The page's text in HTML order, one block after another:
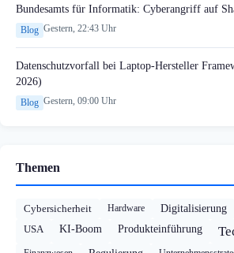
Bundesamts für Informatik: Cyberangriff auf
Blog Gestern, 22:43 Uhr
Datenschutzvorfall bei Laptop-Hersteller
2026)
Blog Gestern, 09:00 Uhr
Themen
Cybersicherheit Hardware Digitalisierung
USA KI-Boom Produkteinführung